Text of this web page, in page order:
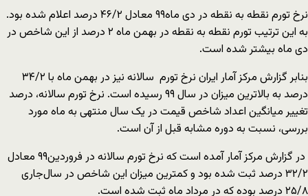
نرخ تورم نقطه به نقطه در دی ماه۹۹ معادل ۴۶/۲ درصد اعلام شده بود.
به این ترتیب تورم نقطه به نقطه در بهمن ماه ۲ درصد از این شاخص در
دی ماه بیشتر شده است.
بنابر گزارش مرکز آمار ایران نرخ تورم سالانه نیز در بهمن ماه با ۳۴/۲
درصد به بالاترین میزان در سال ۹۹ رسیده است. نرخ تورم سالانه، درصد
تغییر میانگین اعداد شاخص قیمت در یک سال منتهی به ماه مورد
بررسی، نسبت به دوره مشابه قبل از آن است.
در گزارش مرکز آمار آمده است که نرخ تورم سالانه در فروردین۹۹ معادل
۳۲/۲ درصد ثبت شده بود و کمترین میزان این شاخص در سال‌جاری
۲۵/۸ درصد بوده که در مرداد ماه ثبت شده است.